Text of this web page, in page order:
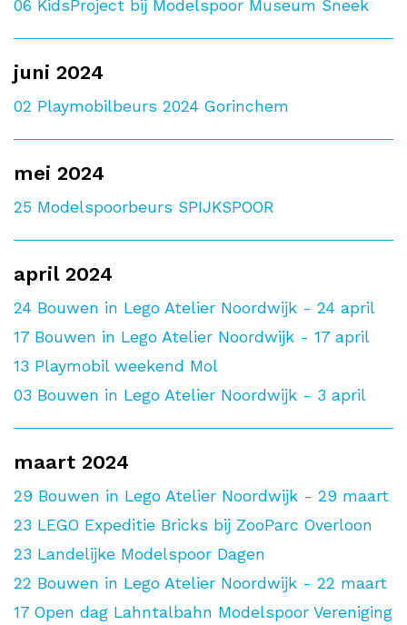
06 KidsProject bij Modelspoor Museum Sneek
juni 2024
02 Playmobilbeurs 2024 Gorinchem
mei 2024
25 Modelspoorbeurs SPIJKSPOOR
april 2024
24 Bouwen in Lego Atelier Noordwijk - 24 april
17 Bouwen in Lego Atelier Noordwijk - 17 april
13 Playmobil weekend Mol
03 Bouwen in Lego Atelier Noordwijk - 3 april
maart 2024
29 Bouwen in Lego Atelier Noordwijk - 29 maart
23 LEGO Expeditie Bricks bij ZooParc Overloon
23 Landelijke Modelspoor Dagen
22 Bouwen in Lego Atelier Noordwijk - 22 maart
17 Open dag Lahntalbahn Modelspoor Vereniging